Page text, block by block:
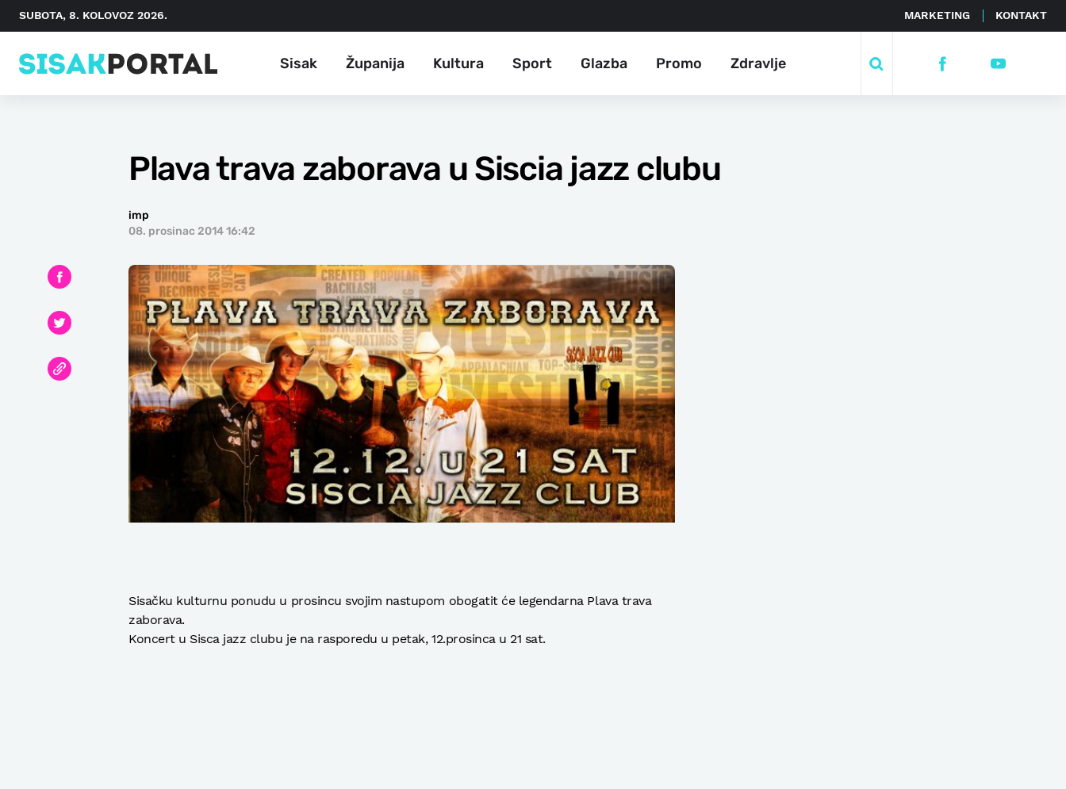
SUBOTA, 8. KOLOVOZ 2026. MARKETING KONTAKT
Sisak Županija Kultura Sport Glazba Promo Zdravlje
Plava trava zaborava u Siscia jazz clubu
imp
08. prosinac 2014 16:42
Sisačku kulturnu ponudu u prosincu svojim nastupom obogatit će legendarna Plava trava
zaborava.
Koncert u Sisca jazz clubu je na rasporedu u petak, 12.prosinca u 21 sat.